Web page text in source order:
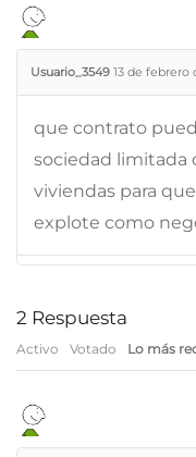
Usuario_3549 13 de febrero
que contrato
sociedad limitada
viviendas para
explote como
2 Respuesta
Activo Votado Lo más